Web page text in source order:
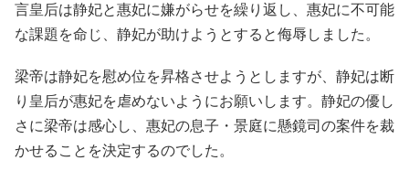
言皇后は静妃と惠妃に嫌がらせを繰り返し、惠妃に不可能
な課題を命じ、静妃が助けようとすると侮辱しました。
梁帝は静妃を慰め位を昇格させようとしますが、静妃は断
り皇后が惠妃を虐めないようにお願いします。静妃の優し
さに梁帝は感心し、惠妃の息子・景庭に懸鏡司の案件を裁
かせることを決定するのでした。